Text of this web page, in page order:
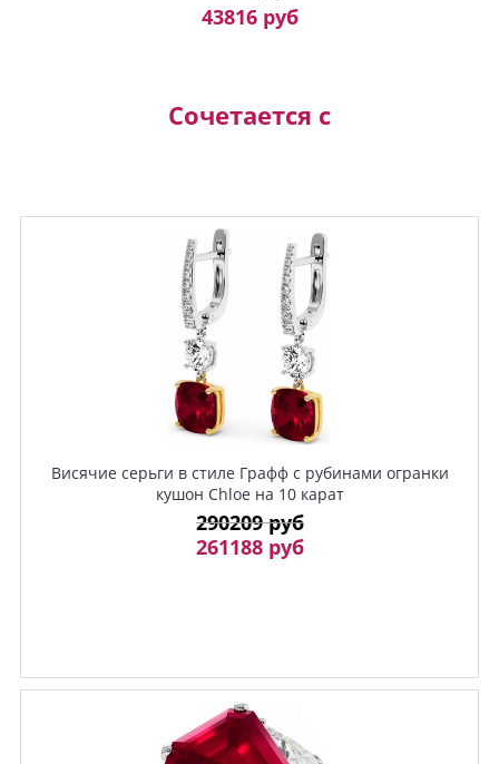
43816 руб
Сочетается с
Висячие серьги в стиле Графф с рубинами огранки
кушон Chloe на 10 карат
290209 руб
261188 руб